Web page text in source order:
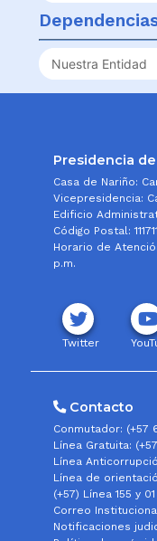
Presidencia
Información
Presidencia
Casa de Nariño:
Vicepresidencia:
Edificio
Código Postal: 111711
Horario de
p.m.
Twitter
Contacto
Conmutador: (+57
Línea Gratuita:
Línea
Línea de
(+57) Línea 155 y
Correo
Notificaciones